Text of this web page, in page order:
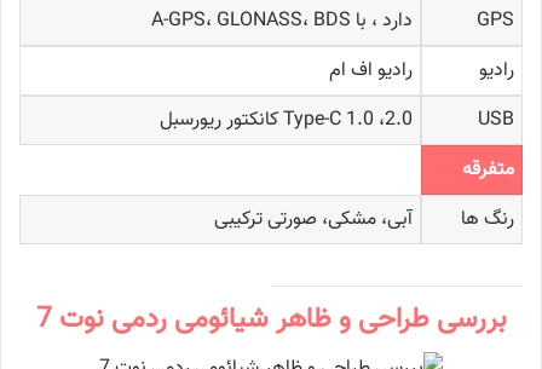
GPS
دارد ، با A-GPS، GLONASS، BDS
رادیو
رادیو اف‌ ام
USB
2.0، Type-C 1.0 کانکتور ریورسبل
متفرقه
رنگ‌ ها
آبی، مشکی، صورتی ترکیبی
بررسی طراحی و ظاهر شیائومی ردمی نوت 7